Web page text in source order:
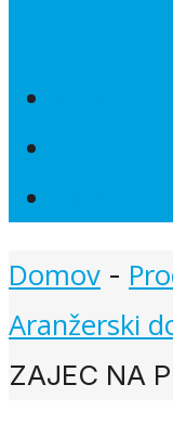
Domov -
Aranžerski
ZAJEC NA